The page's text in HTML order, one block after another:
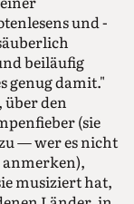
und -
beiläufig
genug damit."
über den
(sie
— wer es nicht
musiziert hat,